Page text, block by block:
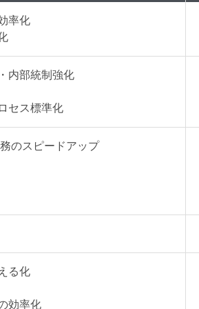
率化
内部統制強化
セス標準化
のスピードアップ
る化
効率化